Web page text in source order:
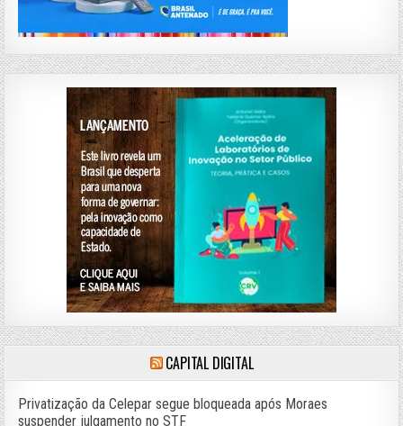
CAPITAL DIGITAL
Privatização da Celepar segue bloqueada após Moraes
suspender julgamento no STF